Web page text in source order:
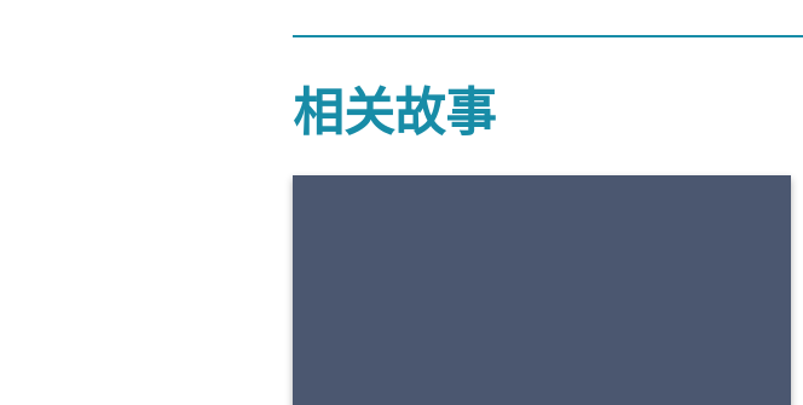
相关故事